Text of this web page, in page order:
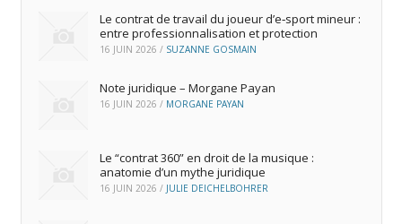
Le contrat de travail du joueur d’e‑sport mineur :
entre professionnalisation et protection
16 JUIN 2026 / SUZANNE GOSMAIN
Note juridique – Morgane Payan
16 JUIN 2026 / MORGANE PAYAN
Le “contrat 360” en droit de la musique :
anatomie d’un mythe juridique
16 JUIN 2026 / JULIE DEICHELBOHRER